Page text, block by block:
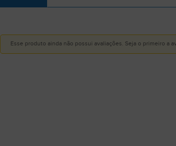
Esse produto ainda não possui avaliações. Seja o primeiro a